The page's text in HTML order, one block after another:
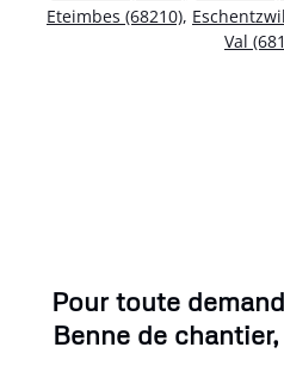
Eteimbes (68210),
Val
Pour toute
Benne de